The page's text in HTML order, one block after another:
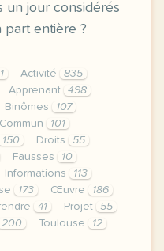
un jour considérés
part entière ?
1 Activité
835
Apprenant
498
Binômes
107
Commun
101
150 Droits
55
Fausses
10
Informations
113
173 Œuvre
186
41 Projet
55
200 Toulouse
12